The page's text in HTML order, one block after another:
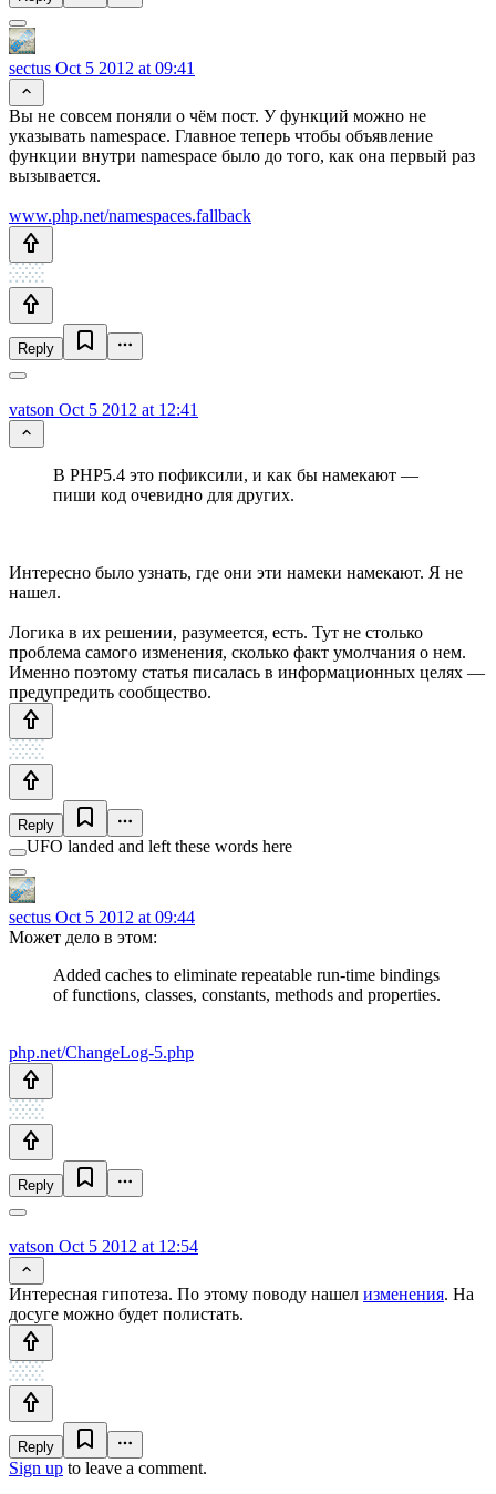
sectus Oct 5 2012 at 09:41
Вы не совсем поняли о чём пост. У функций можно не
указывать namespace. Главное теперь чтобы объявление
функции внутри namespace было до того, как она первый раз
вызывается.
www.php.net/namespaces.fallback
Reply
vatson Oct 5 2012 at 12:41
В PHP5.4 это пофиксили, и как бы намекают —
пиши код очевидно для других.
Интересно было узнать, где они эти намеки намекают. Я не
нашел.
Логика в их решении, разумеется, есть. Тут не столько
проблема самого изменения, сколько факт умолчания о нем.
Именно поэтому статья писалась в информационных целях —
предупредить сообщество.
Reply
UFO landed and left these words here
sectus Oct 5 2012 at 09:44
Может дело в этом:
Added caches to eliminate repeatable run-time bindings
of functions, classes, constants, methods and properties.
php.net/ChangeLog-5.php
Reply
vatson Oct 5 2012 at 12:54
Интересная гипотеза. По этому поводу нашел изменения. На
досуге можно будет полистать.
Reply
Sign up to leave a comment.